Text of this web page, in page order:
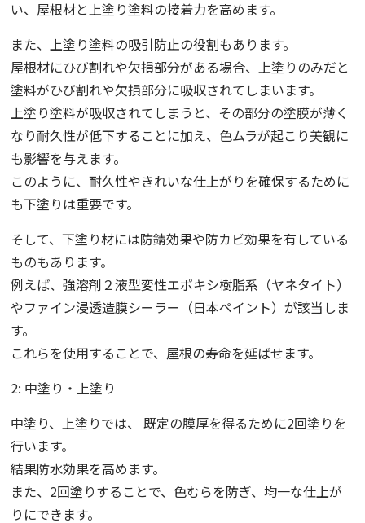
い、屋根材と上塗り塗料の接着力を高めます。
また、上塗り塗料の吸引防止の役割もあります。
屋根材にひび割れや欠損部分がある場合、上塗りのみだと
塗料がひび割れや欠損部分に吸収されてしまいます。
上塗り塗料が吸収されてしまうと、その部分の塗膜が薄く
なり耐久性が低下することに加え、色ムラが起こり美観に
も影響を与えます。
このように、耐久性やきれいな仕上がりを確保するために
も下塗りは重要です。
そして、下塗り材には防錆効果や防カビ効果を有している
ものもあります。
例えば、強溶剤２液型変性エポキシ樹脂系（ヤネタイト）
やファイン浸透造膜シーラー（日本ペイント）が該当しま
す。
これらを使用することで、屋根の寿命を延ばせます。
2: 中塗り・上塗り
中塗り、上塗りでは、 既定の膜厚を得るために2回塗りを
行います。
結果防水効果を高めます。
また、2回塗りすることで、色むらを防ぎ、均一な仕上が
りにできます。